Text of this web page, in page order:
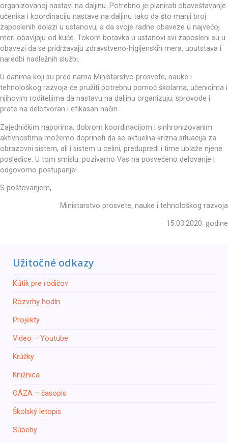
organizovanoj nastavi na daljinu. Potrebno je planirati obaveštavanje
učenika i koordinaciju nastave na daljinu tako da što manji broj
zaposlenih dolazi u ustanovu, a da svoje radne obaveze u najvećoj
meri obavljaju od kuće. Tokom boravka u ustanovi svi zaposleni su u
obavezi da se pridržavaju zdravstveno-higijenskih mera, uputstava i
naredbi nadležnih službi.
U danima koji su pred nama Ministarstvo prosvete, nauke i
tehnološkog razvoja će pružiti potrebnu pomoć školama, učenicima i
njihovim roditeljima da nastavu na daljinu organizuju, sprovode i
prate na delotvoran i efikasan način.
Zajedničkim naporima, dobrom koordinacijom i sinhronizovanim
aktivnostima možemo doprineti da se aktuelna krizna situacija za
obrazovni sistem, ali i sistem u celini, predupredi i time ublaže njene
posledice. U tom smislu, pozivamo Vas na posvećeno delovanje i
odgovorno postupanje!
S poštovanjem,
Ministarstvo prosvete, nauke i tehnološkog razvoja
15.03.2020. godine
Užitočné odkazy
Кútik pre rodičov
Rozvrhy hodín
Projekty
Video – Youtube
Krúžky
Knižnica
ОÁZA – časopis
Školský letopis
Súbehy